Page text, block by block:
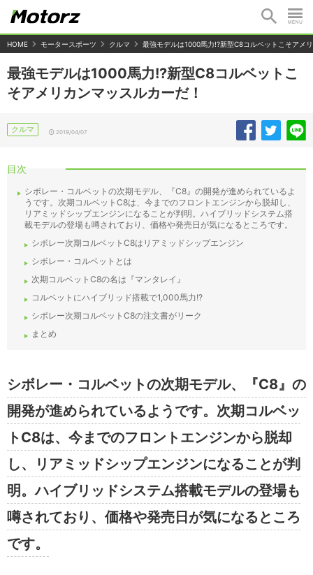
HOME モータースポーツ クルマ 最強モデルは1000馬力!?新型C8コルベットこそアメ
最強モデルは1000馬力!?新型C8コルベットこ
そアメリカンマッスルカーだ！
クルマ 2019/04/07
目次
シボレー・コルベットの次期モデル、『C8』の開発が進められているよ
うです。次期コルベットC8は、今までのフロントエンジンから脱却し、
リアミッドシップエンジンになることが判明。ハイブリッドシステム搭
載モデルの登場も噂されており、価格や発売日が気になるところです。
シボレー次期コルベットC8はリアミッドシップエンジン
シボレー・コルベットとは
次期コルベットC8の名は『マンタレイ』
コルベットにハイブリッド搭載で1,000馬力!?
シボレー次期コルベットC8の注文書がリーク
まとめ
シボレー・コルベットの次期モデル、『C8』の
開発が進められているようです。次期コルベッ
トC8は、今までのフロントエンジンから脱却
し、リアミッドシップエンジンになることが判
明。ハイブリッドシステム搭載モデルの登場も
噂されており、価格や発売日が気になるところ
です。